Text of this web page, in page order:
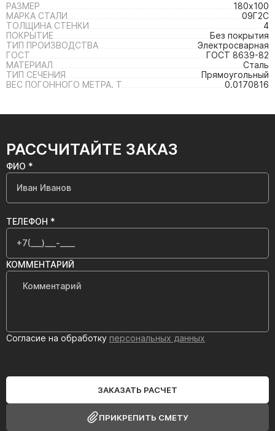
РАЗМЕР
180х100
МАРКА СТАЛИ
09Г2С
ТОЛЩИНА СТЕНКИ
4
ПОКРЫТИЕ
Без покрытия
ТИП ПРОИЗВОДСТВА
Электросварная
ГОСТ
ГОСТ 8639-82
МАТЕРИАЛ
Сталь
ТИП СЕЧЕНИЯ
Прямоугольный
ВЕС ПОГОННОГО МЕТРА. Т
0.0170816
РАССЧИТАЙТЕ ЗАКАЗ
ФИО *
ТЕЛЕФОН *
КОММЕНТАРИЙ
Согласие на обработку персональных данных
ЗАКАЗАТЬ РАСЧЕТ
ПРИКРЕПИТЬ СМЕТУ